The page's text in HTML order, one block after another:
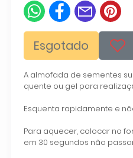
Esgotado
A almofada de sementes
quente ou gel para
Esquenta rapidamente e
Para aquecer, colocar no
em 30 segundos não